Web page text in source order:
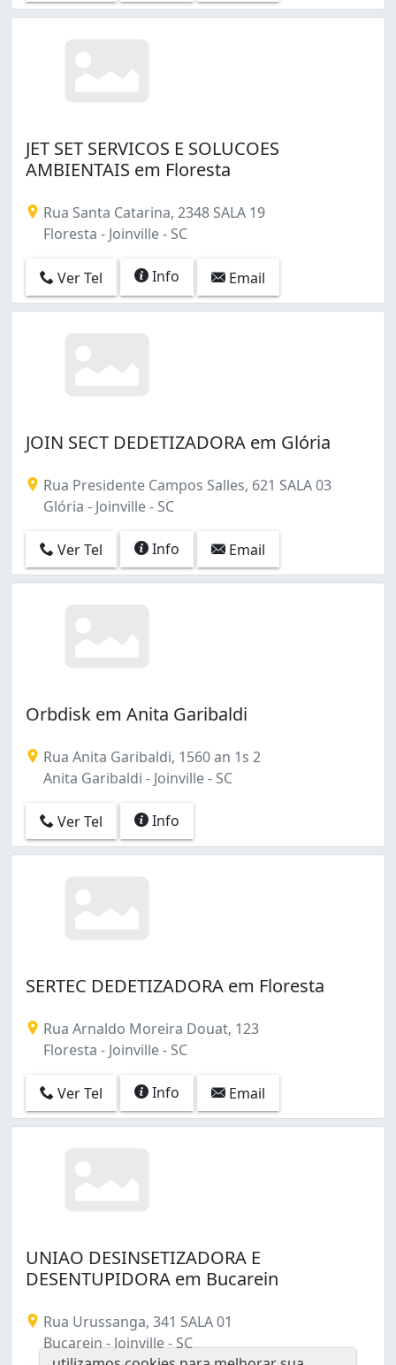
JET SET SERVICOS E SOLUCOES
AMBIENTAIS em Floresta
Rua Santa Catarina, 2348 SALA 19
Floresta - Joinville - SC
Ver Tel Info Email
JOIN SECT DEDETIZADORA em Glória
Rua Presidente Campos Salles, 621 SALA 03
Glória - Joinville - SC
Ver Tel Info Email
Orbdisk em Anita Garibaldi
Rua Anita Garibaldi, 1560 an 1s 2
Anita Garibaldi - Joinville - SC
Ver Tel Info
SERTEC DEDETIZADORA em Floresta
Rua Arnaldo Moreira Douat, 123
Floresta - Joinville - SC
Ver Tel Info Email
UNIAO DESINSETIZADORA E
DESENTUPIDORA em Bucarein
Rua Urussanga, 341 SALA 01
Bucarein - Joinville - SC